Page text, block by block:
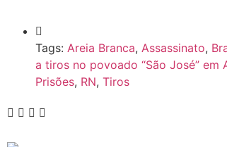
Tags: Areia Branca, Assassinato,
a tiros no povoado “São José” em
Prisões, RN, Tiros